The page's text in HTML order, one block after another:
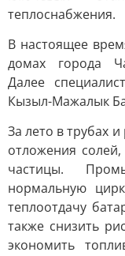
теплоснабжения.
В настоящее
домах города
Далее
Кызыл-Мажалык
За лето в трубах
отложения
частицы.
нормальную
теплоотдачу
также снизить
экономить